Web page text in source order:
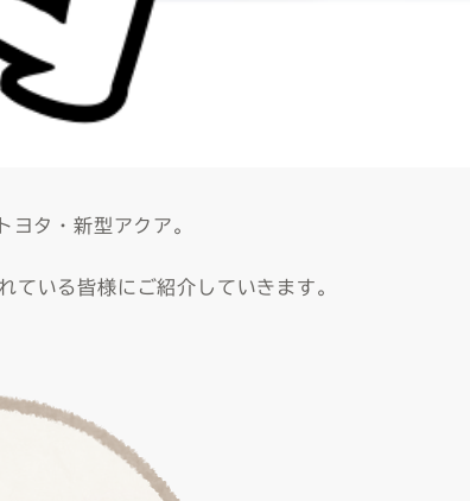
タ・新型アクア。
ている皆様にご紹介していきます。